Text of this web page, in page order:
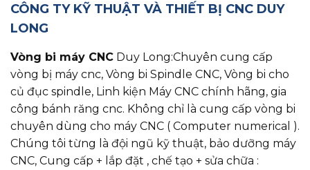
CÔNG TY KỸ THUẬT VÀ THIẾT BỊ CNC DUY
LONG
Vòng bi máy CNC Duy Long:Chuyên cung cấp
vòng bị máy cnc, ​​​​​​​Vòng bi Spindle CNC, Vòng bi cho
củ đục spindle, Linh kiện Máy CNC chính hãng, gia
công bánh răng cnc. Không chỉ là cung cấp vòng bi
chuyên dùng cho máy CNC ( Computer numerical ).
Chúng tôi từng là đội ngũ kỹ thuật, bảo dưỡng máy
CNC, Cung cấp + lắp đặt , chế tạo + sửa chữa :